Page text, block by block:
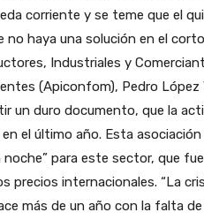
corriente y se teme que el
no haya una solución en el
Industriales y
(Apiconfom), Pedro
un duro documento, que la
el último año. Esta asociación
noche” para este sector, que
precios internacionales. “La
más de un año con la falta